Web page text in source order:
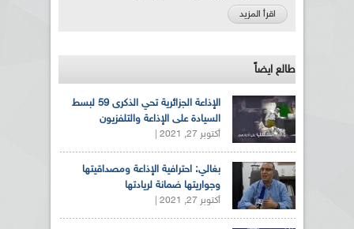
اقرأ المزيد
طالع ايضاً
الإذاعة الجزائرية تحي الذكرى 59 لبسط
السيادة على الإذاعة والتلفزيون
أكتوبر 27, 2021 |
بغالي: احترافية الإذاعة ومصداقيتها
وجواريتها ضمانة لريادتها
أكتوبر 27, 2021 |